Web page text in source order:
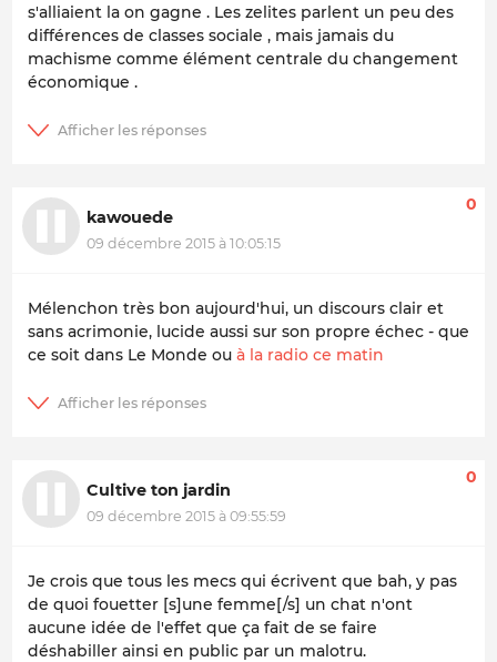
s'alliaient la on gagne . Les zelites parlent un peu des
différences de classes sociale , mais jamais du
machisme comme élément centrale du changement
économique .
kawouede
09 décembre 2015 à 10:05:15
0
Mélenchon très bon aujourd'hui, un discours clair et
sans acrimonie, lucide aussi sur son propre échec - que
ce soit dans Le Monde ou à la radio ce matin
Cultive ton jardin
09 décembre 2015 à 09:55:59
0
Je crois que tous les mecs qui écrivent que bah, y pas
de quoi fouetter [s]une femme[/s] un chat n'ont
aucune idée de l'effet que ça fait de se faire
déshabiller ainsi en public par un malotru.